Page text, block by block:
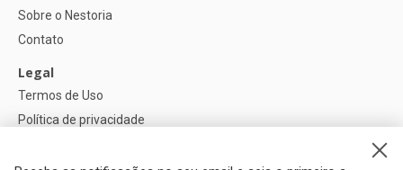
Sobre o Nestoria
Contato
Legal
Termos de Uso
Política de privacidade